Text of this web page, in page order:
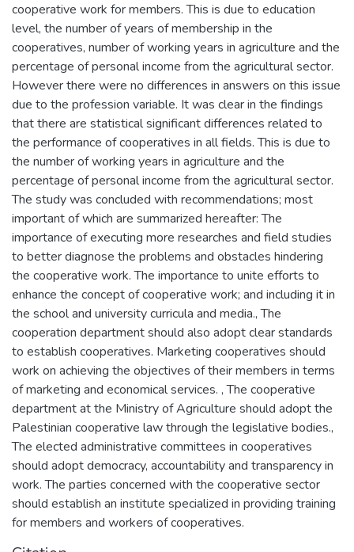
cooperative work for members. This is due to education
level, the number of years of membership in the
cooperatives, number of working years in agriculture and the
percentage of personal income from the agricultural sector.
However there were no differences in answers on this issue
due to the profession variable. It was clear in the findings
that there are statistical significant differences related to
the performance of cooperatives in all fields. This is due to
the number of working years in agriculture and the
percentage of personal income from the agricultural sector.
The study was concluded with recommendations; most
important of which are summarized hereafter: The
importance of executing more researches and field studies
to better diagnose the problems and obstacles hindering
the cooperative work. The importance to unite efforts to
enhance the concept of cooperative work; and including it in
the school and university curricula and media., The
cooperation department should also adopt clear standards
to establish cooperatives. Marketing cooperatives should
work on achieving the objectives of their members in terms
of marketing and economical services. , The cooperative
department at the Ministry of Agriculture should adopt the
Palestinian cooperative law through the legislative bodies.,
The elected administrative committees in cooperatives
should adopt democracy, accountability and transparency in
work. The parties concerned with the cooperative sector
should establish an institute specialized in providing training
for members and workers of cooperatives.